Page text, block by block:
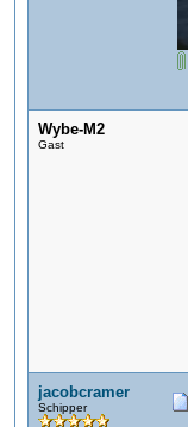
Wybe-M2
Gast
jacobcramer
Schipper